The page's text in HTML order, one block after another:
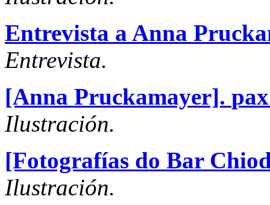
Entrevista a Anna
Entrevista.
[Anna Pruckamayer].
Ilustración.
[Fotografías do Bar
Ilustración.